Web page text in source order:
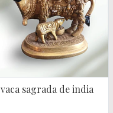
vaca sagrada de india